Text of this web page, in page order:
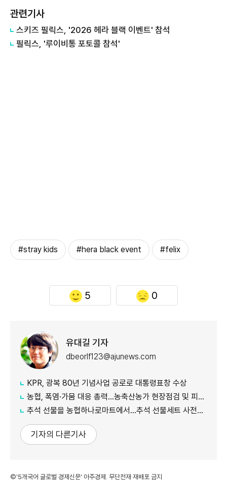
관련기사
스키즈 필릭스, '2026 헤라 블랙 이벤트' 참석
필릭스, '루이비통 포토콜 참석'
#stray kids #hera black event #felix
5 0
유대길 기자
dbeorlf123@ajunews.com
KPR, 광복 80년 기념사업 공로로 대통령표창 수상
농협, 폭염·가뭄 대응 총력...농축산농가 현장점검 및 피해 예방 강화
추석 선물을 농협하나로마트에서…추석 선물세트 사전예약 실시
기자의 다른기사
©'5개국어 글로벌 경제신문' 아주경제. 무단전재·재배포 금지